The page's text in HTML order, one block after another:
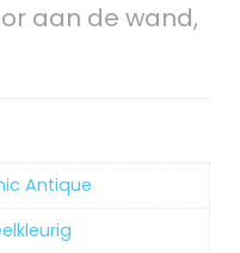
aan de wand,
Antique